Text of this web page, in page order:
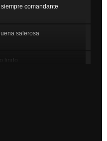
comandante
salerosa
lindo